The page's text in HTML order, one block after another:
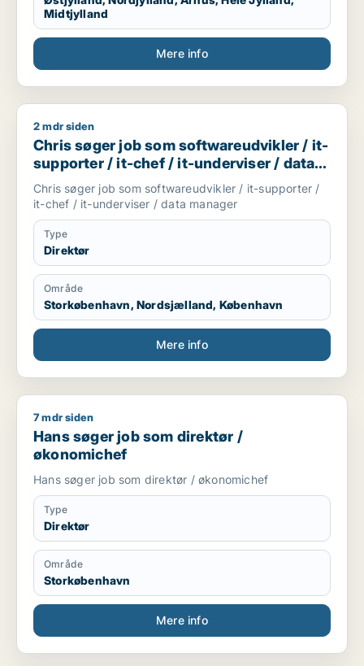
Midtjylland
Mere info
Chris søger job som softwareudvikler / it-supporter / it-
2 mdr siden
Chris søger job som softwareudvikler / it-
supporter / it-chef / it-underviser / data
manager
Chris søger job som softwareudvikler / it-supporter /
it-chef / it-underviser / data manager
Type
Direktør
Område
Storkøbenhavn, Nordsjælland, København
Mere info
Hans søger job som direktør / økonomichef
7 mdr siden
Hans søger job som direktør /
økonomichef
Hans søger job som direktør / økonomichef
Type
Direktør
Område
Storkøbenhavn
Mere info